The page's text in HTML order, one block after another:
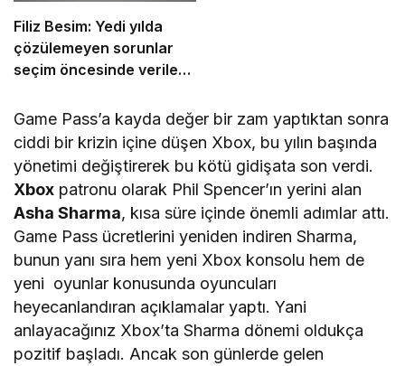
Filiz Besim: Yedi yılda
çözülemeyen sorunlar
seçim öncesinde verilen
Game Pass’a kayda değer bir zam yaptıktan sonra
ciddi bir krizin içine düşen Xbox, bu yılın başında
yönetimi değiştirerek bu kötü gidişata son verdi.
Xbox patronu olarak Phil Spencer’ın yerini alan
Asha Sharma, kısa süre içinde önemli adımlar attı.
Game Pass ücretlerini yeniden indiren Sharma,
bunun yanı sıra hem yeni Xbox konsolu hem de
yeni oyunlar konusunda oyuncuları
heyecanlandıran açıklamalar yaptı. Yani
anlayacağınız Xbox’ta Sharma dönemi oldukça
pozitif başladı. Ancak son günlerde gelen